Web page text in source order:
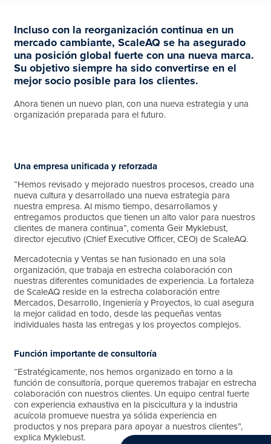
Incluso con la reorganización continua en un
mercado cambiante, ScaleAQ se ha asegurado
una posición global fuerte con una nueva marca.
Su objetivo siempre ha sido convertirse en el
mejor socio posible para los clientes.
Ahora tienen un nuevo plan, con una nueva estrategia y una
organización preparada para el futuro.
Una empresa unificada y reforzada
“Hemos revisado y mejorado nuestros procesos, creado una
nueva cultura y desarrollado una nueva estrategia para
nuestra empresa. Al mismo tiempo, desarrollamos y
entregamos productos que tienen un alto valor para nuestros
clientes de manera continua”, comenta Geir Myklebust,
director ejecutivo (Chief Executive Officer, CEO) de ScaleAQ.
Mercadotecnia y Ventas se han fusionado en una sola
organización, que trabaja en estrecha colaboración con
nuestras diferentes comunidades de experiencia. La fortaleza
de ScaleAQ reside en la estrecha colaboración entre
Mercados, Desarrollo, Ingeniería y Proyectos, lo cual asegura
la mejor calidad en todo, desde las pequeñas ventas
individuales hasta las entregas y los proyectos complejos.
Función importante de consultoría
“Estratégicamente, nos hemos organizado en torno a la
función de consultoría, porque queremos trabajar en estrecha
colaboración con nuestros clientes. Un equipo central fuerte
con experiencia exhaustiva en la piscicultura y la industria
acuícola promueve nuestra ya sólida experiencia en
productos y nos prepara para apoyar a nuestros clientes”,
explica Myklebust.